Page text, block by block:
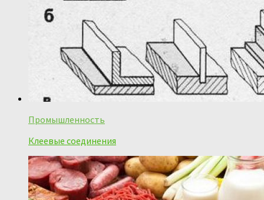
Промышленность
Клеевые соединения